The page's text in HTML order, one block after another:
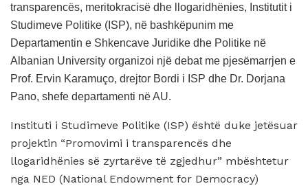
transparencës, meritokracisë dhe llogaridhënies, Institutit i
Studimeve Politike (ISP), në bashkëpunim me
Departamentin e Shkencave Juridike dhe Politike në
Albanian University organizoi një debat me pjesëmarrjen e
Prof. Ervin Karamuço, drejtor Bordi i ISP dhe Dr. Dorjana
Pano, shefe departamenti në AU.
Instituti i Studimeve Politike (ISP) është duke jetësuar
projektin “Promovimi i transparencës dhe
llogaridhënies së zyrtarëve të zgjedhur” mbështetur
nga NED (National Endowment for Democracy)